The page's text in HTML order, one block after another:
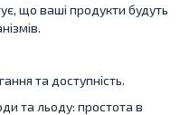
що ваші продукти будуть
та доступність.
та льоду: простота в